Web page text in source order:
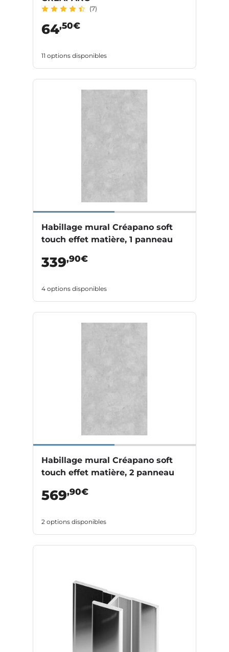
(7)
64,50€
11 options disponibles
Habillage mural Créapano soft
touch effet matière, 1 panneau
339,90€
4 options disponibles
Habillage mural Créapano soft
touch effet matière, 2 panneau
569,90€
2 options disponibles